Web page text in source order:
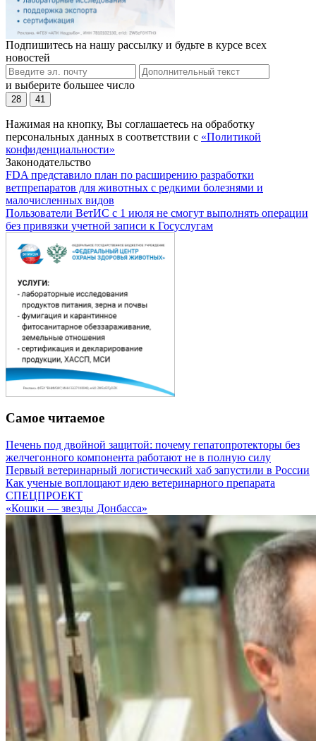
Подпишитесь на нашу рассылку и будьте в курсе всех
новостей
и выберите большее число
28 41
Нажимая на кнопку, Вы соглашаетесь на обработку
персональных данных в соответствии с «Политикой
конфиденциальности»
Законодательство
FDA представило план по расширению разработки
ветпрепаратов для животных с редкими болезнями и
малочисленных видов
Пользователи ВетИС с 1 июля не смогут выполнять операции
без привязки учетной записи к Госуслугам
Самое читаемое
Печень под двойной защитой: почему гепатопротекторы без
желчегонного компонента работают не в полную силу
Первый ветеринарный логистический хаб запустили в России
Как ученые воплощают идею ветеринарного препарата
СПЕЦПРОЕКТ
«Кошки — звезды Донбасса»